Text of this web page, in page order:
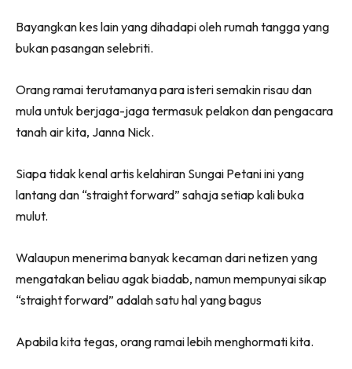
Bayangkan kes lain yang dihadapi oleh rumah tangga yang
bukan pasangan selebriti.
Orang ramai terutamanya para isteri semakin risau dan
mula untuk berjaga-jaga termasuk pelakon dan pengacara
tanah air kita, Janna Nick.
Siapa tidak kenal artis kelahiran Sungai Petani ini yang
lantang dan “straight forward” sahaja setiap kali buka
mulut.
Walaupun menerima banyak kecaman dari netizen yang
mengatakan beliau agak biadab, namun mempunyai sikap
“straight forward” adalah satu hal yang bagus
Apabila kita tegas, orang ramai lebih menghormati kita.